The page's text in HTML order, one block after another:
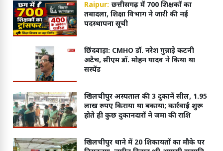
Raipur: छत्तीसगढ़ में 700 शिक्षकों का
तबादला, शिक्षा विभाग ने जारी की नई
पदस्थापना सूची
छिंदवाड़ा: CMHO डॉ. नरेश गुन्नाड़े कटनी
अटैच, सीएम डॉ. मोहन यादव ने किया था
सस्पेंड
खिलचीपुर अस्पताल की 3 दुकानें सील, 1.95
लाख रुपए किराया था बकाया; कार्रवाई शुरू
होते ही कुछ दुकानदारों ने जमा की राशि
खिलचीपुर थाने में 20 शिकायतों का मौके पर